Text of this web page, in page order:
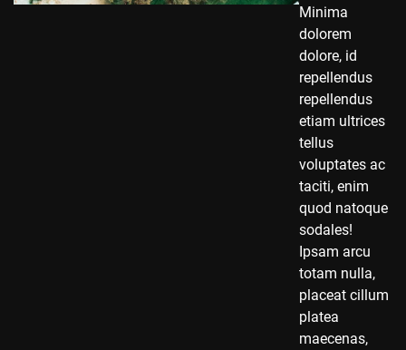
Minima
dolorem
dolore, id
repellendus
repellendus
etiam ultrices
tellus
voluptates ac
taciti, enim
quod natoque
sodales!
Ipsam arcu
totam nulla,
placeat cillum
platea
maecenas,